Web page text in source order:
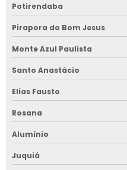
Potirendaba
Pirapora do Bom Jesus
Monte Azul Paulista
Santo Anastácio
Elias Fausto
Rosana
Alumínio
Juquiá